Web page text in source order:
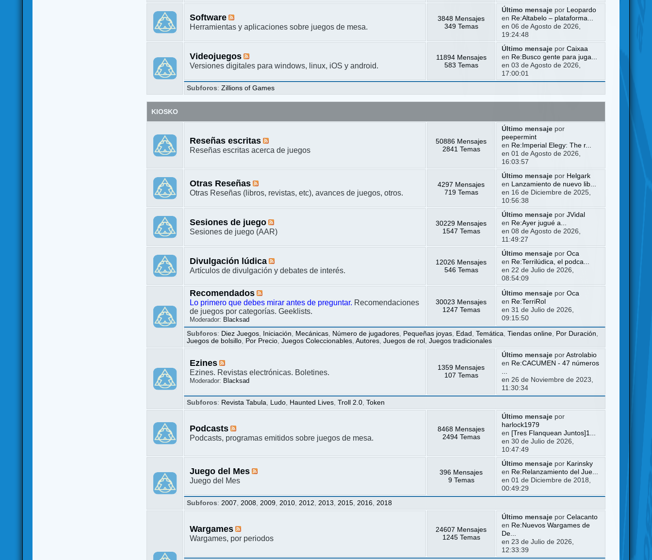
Software
Herramientas y aplicaciones sobre juegos de mesa.
3848 Mensajes
349 Temas
Último mensajepor
Leopardo
en Re:Altabelo – plataforma...
en 06 de Agosto de 2026,
19:24:48
Videojuegos
Versiones digitales para windows, linux, iOS y android.
11894 Mensajes
583 Temas
Último mensajepor Caixaa
en Re:Busco gente para juga...
en 03 de Agosto de 2026,
17:00:01
Subforos:Zillions of Games
KIOSKO
Reseñas escritas
Reseñas escritas acerca de juegos
50886 Mensajes
2841 Temas
Último mensajepor
peepermint
en Re:Imperial Elegy: The r...
en 01 de Agosto de 2026,
16:03:57
Otras Reseñas
Otras Reseñas (libros, revistas, etc), avances de juegos, otros.
4297 Mensajes
719 Temas
Último mensajepor Helgark
en
Lanzamiento de nuevo lib...
en 16 de Diciembre de 2025,
10:56:38
Sesiones de juego
Sesiones de juego (AAR)
30229 Mensajes
1547 Temas
Último mensajepor JVidal
en Re:Ayer jugué a...
en 08 de Agosto de 2026,
11:49:27
Divulgación lúdica
Artículos de divulgación y debates de interés.
12026 Mensajes
546 Temas
Último mensajepor Oca
en Re:Terrilúdica, el podca...
en 22 de Julio de 2026,
08:54:09
Recomendados
Lo primero que debes mirar antes de preguntar. Recomendaciones
de juegos por categorías. Geeklists.
Moderador: Blacksad
30023 Mensajes
1247 Temas
Último mensajepor Oca
en Re:TerriRol
en 31 de Julio de 2026,
09:15:50
Subforos: Diez Juegos Iniciación Mecánicas Número de jugadores Pequeñas joyas Edad ,Temática ,Tiendas online Por Duración
Juegos de bolsillo
Por Precio ,Juegos Coleccionables ,Autores ,Juegos de rol ,Juegos tradicionales
Ezines
Ezines. Revistas electrónicas. Boletines.
Moderador: Blacksad
1359 Mensajes
107 Temas
Último mensajepor Astrolabio
en Re:CACUMEN - 47 números
en 26 de Noviembre de 2023,
11:30:34
Subforos: Revista Tabula Ludo Haunted Lives ,Troll 2.0 ,Token
Podcasts
Podcasts, programas emitidos sobre juegos de mesa.
8468 Mensajes
2494 Temas
Último mensajepor
harlock1979
en [Tres Flanquean Juntos]1...
en 30 de Julio de 2026,
10:47:49
Juego del Mes
Juego del Mes
396 Mensajes
9 Temas
Último mensajepor Karinsky
en Re:Relanzamiento del Jue...
en 01 de Diciembre de 2018,
00:49:29
Subforos: 2007 2008 2009 2010 2012 2013 2015 2016 2018
Wargames
Wargames, por periodos
24607 Mensajes
1245 Temas
Último mensajepor Celacanto
en Re:Nuevos Wargames de
De...
en 23 de Julio de 2026,
12:33:39